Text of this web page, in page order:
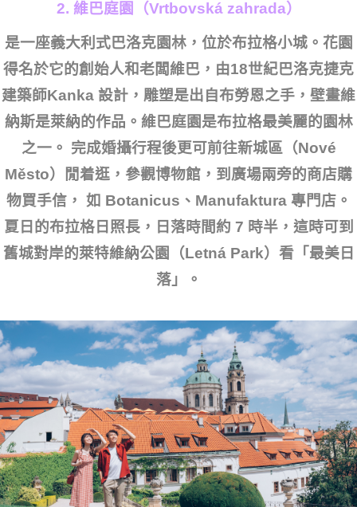
2. 維巴庭園（Vrtbovská zahrada）
是一座義大利式巴洛克園林，位於布拉格小城。花園
得名於它的創始人和老闆維巴，由18世紀巴洛克捷克
建築師Kanka 設計，雕塑是出自布勞恩之手，壁畫維
納斯是萊納的作品。維巴庭園是布拉格最美麗的園林
之一。 完成婚攝行程後更可前往新城區（Nové
Město）閒着逛，參觀博物館，到廣場兩旁的商店購
物買手信， 如 Botanicus、Manufaktura 專門店。
夏日的布拉格日照長，日落時間約 7 時半，這時可到
舊城對岸的萊特維納公園（Letná Park）看「最美日
落」。